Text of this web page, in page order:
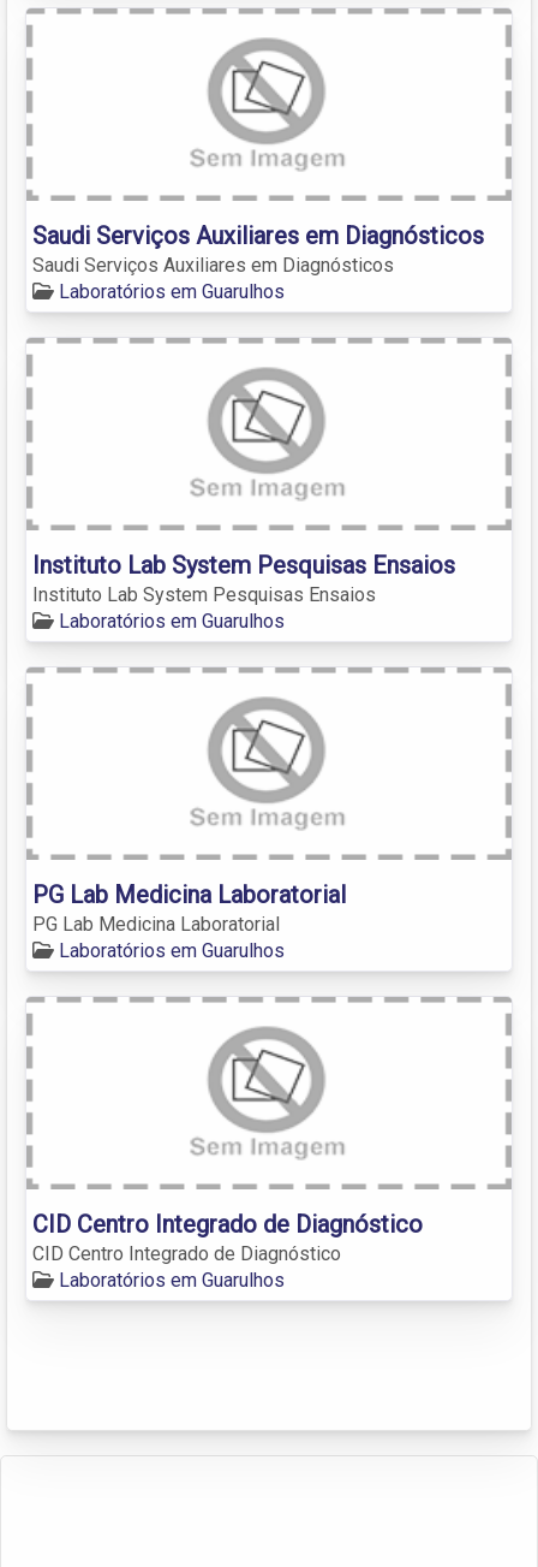
Saudi Serviços Auxiliares em Diagnósticos
Saudi Serviços Auxiliares em Diagnósticos
Laboratórios em Guarulhos
Instituto Lab System Pesquisas Ensaios
Instituto Lab System Pesquisas Ensaios
Laboratórios em Guarulhos
PG Lab Medicina Laboratorial
PG Lab Medicina Laboratorial
Laboratórios em Guarulhos
CID Centro Integrado de Diagnóstico
CID Centro Integrado de Diagnóstico
Laboratórios em Guarulhos